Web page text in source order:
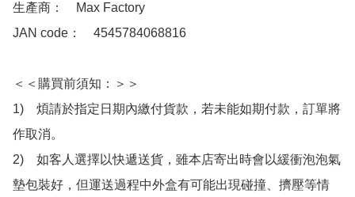
生產商：　Max Factory
JAN code：　4545784068816
＜＜購買前須知：＞＞
1)　煩請於指定日期內繳付貨款，若未能如期付款，訂單將
作取消。
2)　如客人選擇以快遞送貨，雖本店寄出時會以緩衝泡泡氣
墊包裝好，但運送過程中外盒有可能出現碰撞、擠壓等情